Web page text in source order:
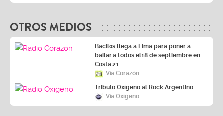
OTROS MEDIOS
Bacilos llega a Lima para poner a
bailar a todos el18 de septiembre en
Costa 21
Vía Corazón
Tributo Oxígeno al Rock Argentino
Vía Oxígeno